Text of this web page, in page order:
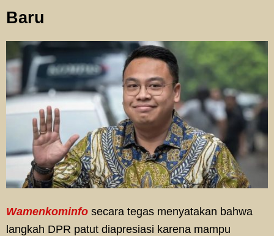
Baru
Wamenkominfo secara tegas menyatakan bahwa
langkah DPR patut diapresiasi karena mampu